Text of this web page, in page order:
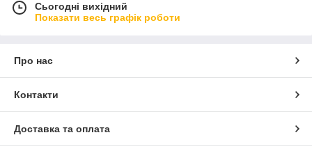
Сьогодні вихідний
Показати весь графік роботи
Про нас
Контакти
Доставка та оплата